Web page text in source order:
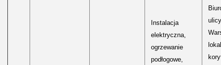
Instalacja
elektryczna,
ogrzewanie
podłogowe,
ulicy